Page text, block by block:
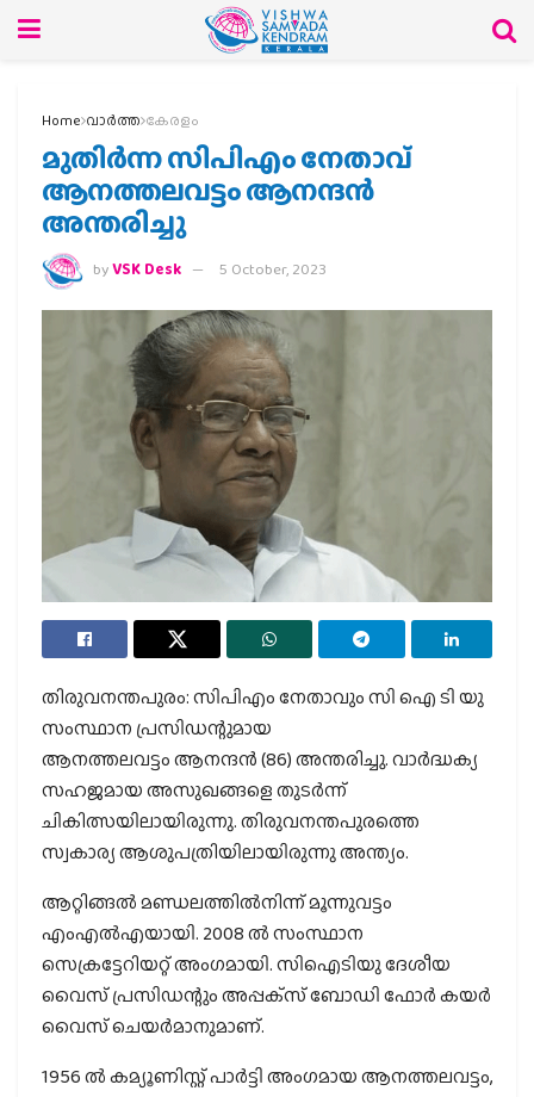
Home വാര്‍ത്ത കേരളം
മുതിര്‍ന്ന സിപിഎം നേതാവ്
ആനത്തലവട്ടം ആനന്ദന്‍
അന്തരിച്ചു
byVSK Desk 5 October, 2023
തിരുവനന്തപുരം: സിപിഎം നേതാവും സി ഐ ടി യു
സംസ്ഥാന പ്രസിഡന്റുമായ
ആനത്തലവട്ടം ആനന്ദന്‍ (86) അന്തരിച്ചു. വാര്‍ദ്ധക്യ
സഹജമായ അസുഖങ്ങളെ തുടര്‍ന്ന്
ചികിത്സയിലായിരുന്നു. തിരുവനന്തപുരത്തെ
സ്വകാര്യ ആശുപത്രിയിലായിരുന്നു അന്ത്യം.
ആറ്റിങ്ങല്‍ മണ്ഡലത്തില്‍നിന്ന് മൂന്നുവട്ടം
എംഎല്‍എയായി. 2008 ല്‍ സംസ്ഥാന
സെക്രട്ടേറിയറ്റ് അംഗമായി. സിഐടിയു ദേശീയ
വൈസ് പ്രസിഡന്റും അപ്പക്‌സ് ബോഡി ഫോര്‍ കയര്‍
വൈസ് ചെയര്‍മാനുമാണ്.
1956 ൽ കമ്യൂണിസ്റ്റ് പാർട്ടി അംഗമായ ആനത്തലവട്ടം,